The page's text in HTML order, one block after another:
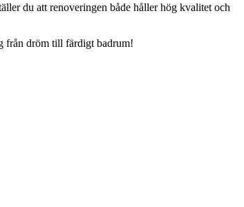
du att renoveringen både håller hög kvalitet och
från dröm till färdigt badrum!